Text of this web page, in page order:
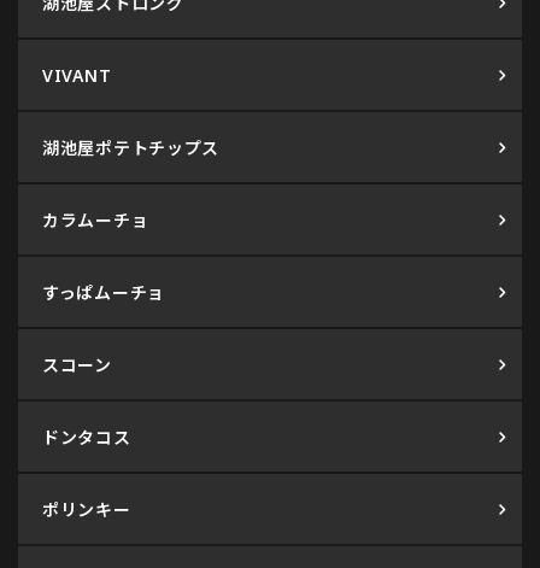
VIVANT
湖池屋ポテトチップス
カラムーチョ
すっぱムーチョ
スコーン
ドンタコス
ポリンキー